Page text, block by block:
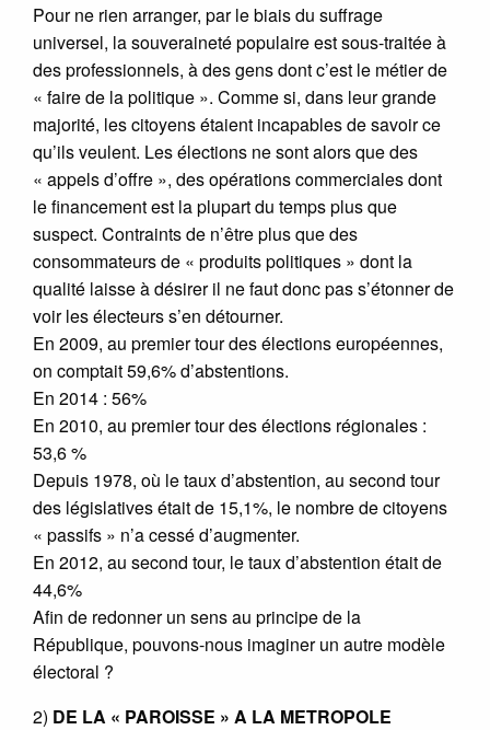
Pour ne rien arranger, par le biais du suffrage
universel, la souveraineté populaire est sous-traitée à
des professionnels, à des gens dont c’est le métier de
« faire de la politique ». Comme si, dans leur grande
majorité, les citoyens étaient incapables de savoir ce
qu’ils veulent. Les élections ne sont alors que des
« appels d’offre », des opérations commerciales dont
le financement est la plupart du temps plus que
suspect. Contraints de n’être plus que des
consommateurs de « produits politiques » dont la
qualité laisse à désirer il ne faut donc pas s’étonner de
voir les électeurs s’en détourner.
En 2009, au premier tour des élections européennes,
on comptait 59,6% d’abstentions.
En 2014 : 56%
En 2010, au premier tour des élections régionales :
53,6 %
Depuis 1978, où le taux d’abstention, au second tour
des législatives était de 15,1%, le nombre de citoyens
« passifs » n’a cessé d’augmenter.
En 2012, au second tour, le taux d’abstention était de
44,6%
Afin de redonner un sens au principe de la
République, pouvons-nous imaginer un autre modèle
électoral ?
2) DE LA « PAROISSE » A LA METROPOLE